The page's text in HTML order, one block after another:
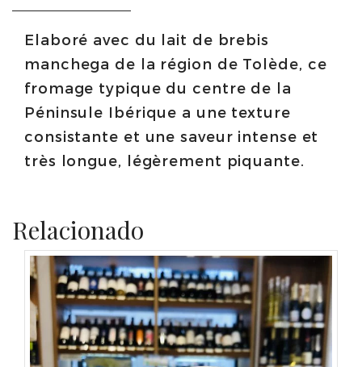
Elaboré avec du lait de brebis
manchega de la région de Tolède, ce
fromage typique du centre de la
Péninsule Ibérique a une texture
consistante et une saveur intense et
très longue, légèrement piquante.
Relacionado